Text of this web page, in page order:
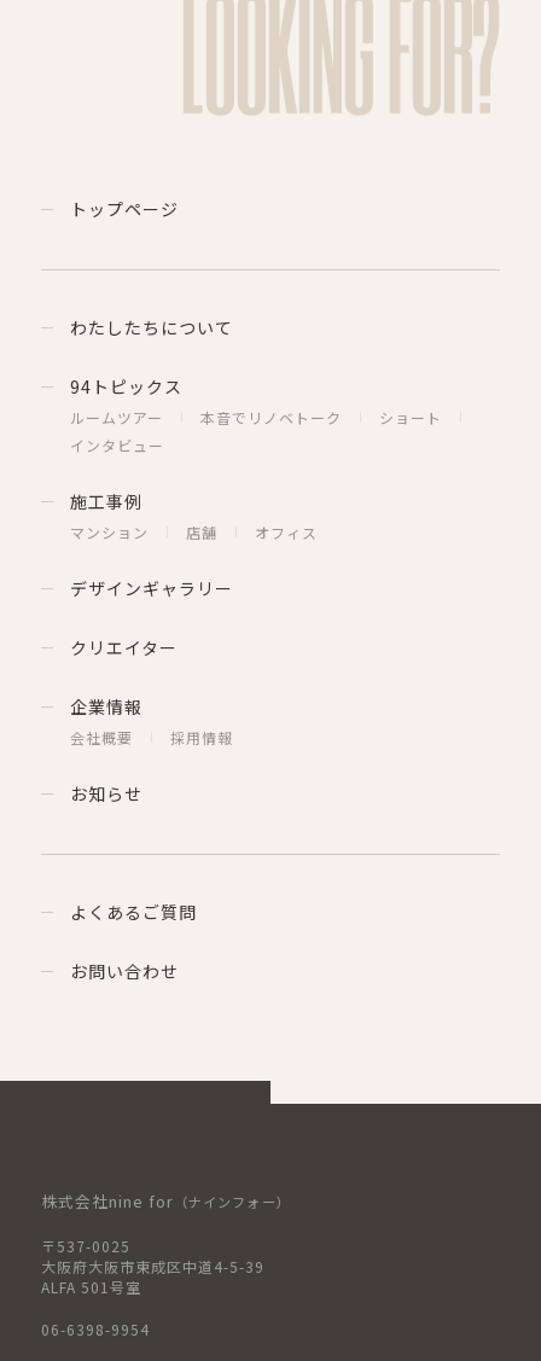
LOOKING FOR?
トップページ
わたしたちについて
94トピックス
ルームツアー 本音でリノベトーク
ショート
インタビュー
施工事例
マンション 店舗 オフィス
デザインギャラリー
クリエイター
企業情報
会社概要 採用情報
お知らせ
よくあるご質問
お問い合わせ
株式会社nine for （ナインフォー）
〒537-0025
大阪府大阪市東成区中道4-5-39
ALFA 501号室
06-6398-9954